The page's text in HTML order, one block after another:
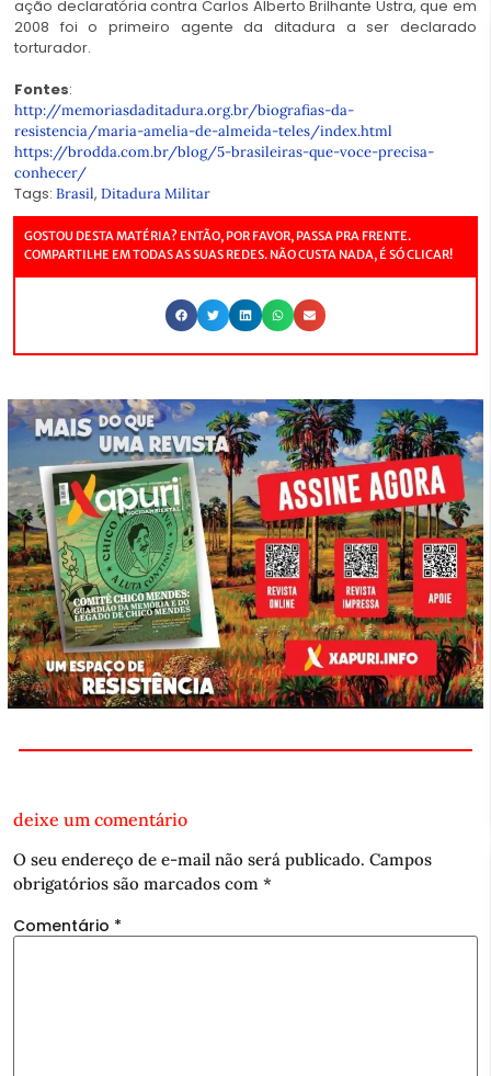
ação declaratória contra Carlos Alberto Brilhante Ustra, que em
2008 foi o primeiro agente da ditadura a ser declarado
torturador.
Fontes:
http://memoriasdaditadura.org.br/biografias-da-
resistencia/maria-amelia-de-almeida-teles/index.html
https://brodda.com.br/blog/5-brasileiras-que-voce-precisa-
conhecer/
Tags: Brasil, Ditadura Militar
GOSTOU DESTA MATÉRIA? ENTÃO, POR FAVOR, PASSA PRA FRENTE.
COMPARTILHE EM TODAS AS SUAS REDES. NÃO CUSTA NADA, É SÓ CLICAR!
deixe um comentário
O seu endereço de e-mail não será publicado. Campos
obrigatórios são marcados com *
Comentário *